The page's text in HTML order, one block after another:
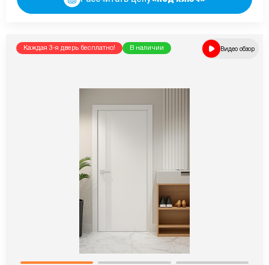
Каждая 3-я дверь бесплатно! В наличии Видео обзор